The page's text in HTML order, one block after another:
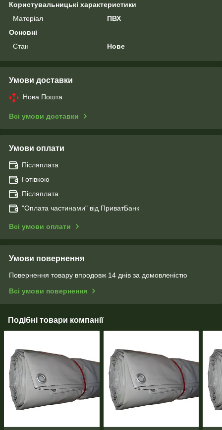
Користувальницькі характеристики
Матеріал
ПВХ
Основні
Стан
Нове
Умови доставки
Нова Пошта
Всі умови доставки
Умови оплати
Післяплата
Готівкою
Післяплата
"Оплата чаcтинами" від ПриватБанк
Всі умови оплати
Умови повернення
Повернення товару впродовж 14 днів за домовленістю
Всі умови повернення
Подібні товари компанії